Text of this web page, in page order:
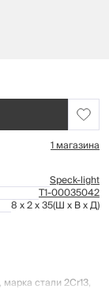
1 магазина
Speck-light
Т1-00035042
8 x 2 x 35(Ш x В x Д)
стали 2Cr13,